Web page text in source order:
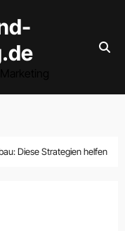
Diese Strategien helfen